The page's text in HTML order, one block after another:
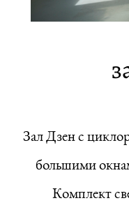
Зал Дзен с
большими
Комплект